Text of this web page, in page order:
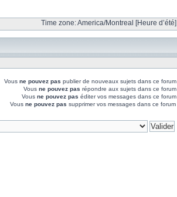
Time zone: America/Montreal [Heure d’été]
Vous ne pouvez pas publier de nouveaux sujets dans ce forum
Vous ne pouvez pas répondre aux sujets dans ce forum
Vous ne pouvez pas éditer vos messages dans ce forum
Vous ne pouvez pas supprimer vos messages dans ce forum